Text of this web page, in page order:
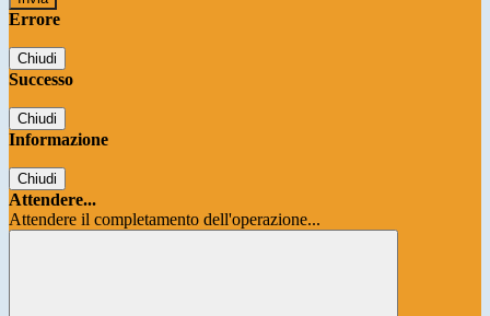
Errore
Chiudi
Successo
Chiudi
Informazione
Chiudi
Attendere...
Attendere il completamento dell'operazione...